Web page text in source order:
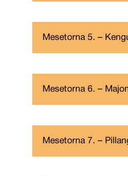
Mesetorna 5. –
Mesetorna 6. –
Mesetorna 7. –